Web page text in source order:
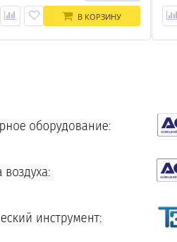
В КОРЗИНУ